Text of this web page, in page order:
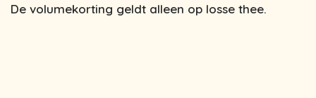
De volumekorting geldt alleen op losse thee.